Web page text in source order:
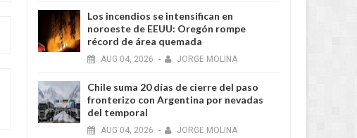
Los incendios se intensifican en
noroeste de EEUU: Oregón rompe
récord de área quemada
AUG 04, 2026 - JORGE MOLINA
Chile suma 20 días de cierre del paso
fronterizo con Argentina por nevadas
del temporal
AUG 04, 2026 - JORGE MOLINA